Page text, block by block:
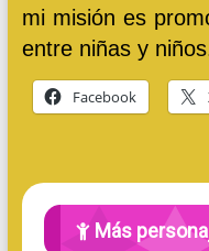
mi misión es
entre niñas y
Facebook
Más